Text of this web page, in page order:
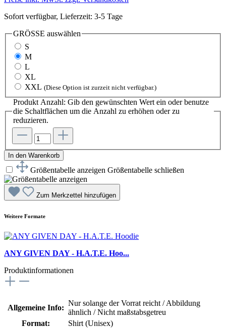
Sofort verfügbar, Lieferzeit: 3-5 Tage
GRÖSSE auswählen
S
M
L
XL
XXL (Diese Option ist zurzeit nicht verfügbar.)
Produkt Anzahl: Gib den gewünschten Wert ein oder benutze
die Schaltflächen um die Anzahl zu erhöhen oder zu
reduzieren.
In den Warenkorb
Größentabelle anzeigen Größentabelle schließen
Zum Merkzettel hinzufügen
Weitere Formate
ANY GIVEN DAY - H.A.T.E. Hoo...
Produktinformationen
Allgemeine Info:
Nur solange der Vorrat reicht / Abbildung
ähnlich / Nicht maßstabsgetreu
Format:
Shirt (Unisex)